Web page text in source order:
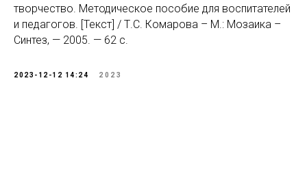
творчество. Методическое пособие для воспитателей
и педагогов. [Текст] / Т.С. Комарова – М.: Мозаика –
Синтез, — 2005. — 62 с.
2023-12-12 14:24 2023